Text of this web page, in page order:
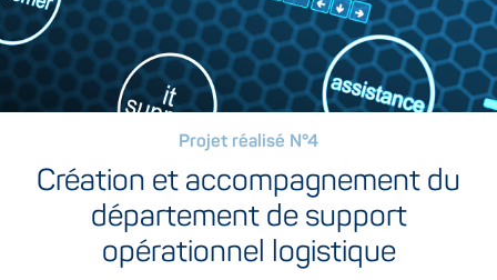
Projet réalisé N°4
Création et accompagnement du
département de support
opérationnel logistique